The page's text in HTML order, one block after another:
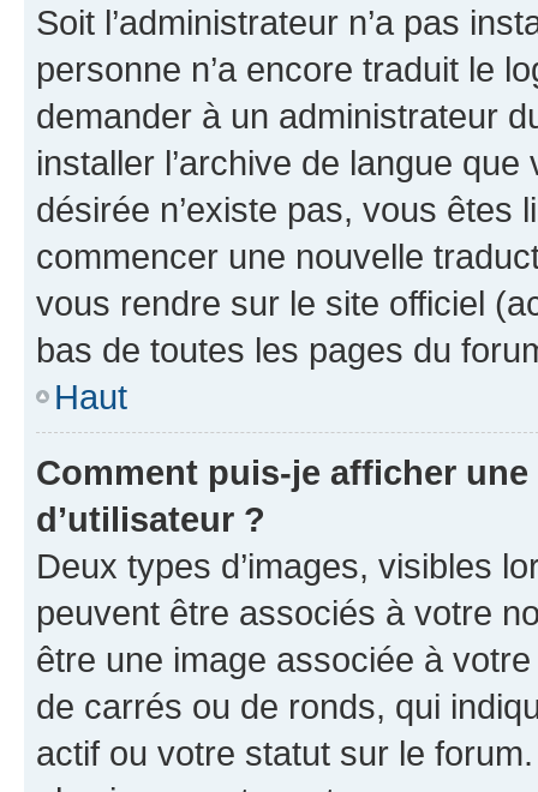
Soit l’administrateur n’a pas
personne n’a encore traduit le
demander à un administrateur
installer l’archive de langue
désirée n’existe pas, vous êtes
commencer une nouvelle
vous rendre sur le site officiel
bas de toutes les pages du
Haut
Comment puis-je afficher
d’utilisateur ?
Deux types d’images, visibles
peuvent être associés à votre
être une image associée à
de carrés ou de ronds, qui
actif ou votre statut sur le